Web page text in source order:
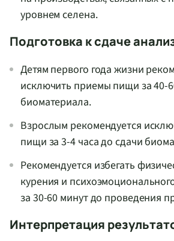
уровнем селена.
Подготовка к сдаче
Детям первого года жизни
исключить приемы пищи за 40-
биоматериала.
Взрослым рекомендуется
пищи за 3-4 часа до сдачи
Рекомендуется избегать
курения и
за 30-60 минут до проведения
Интерпретация